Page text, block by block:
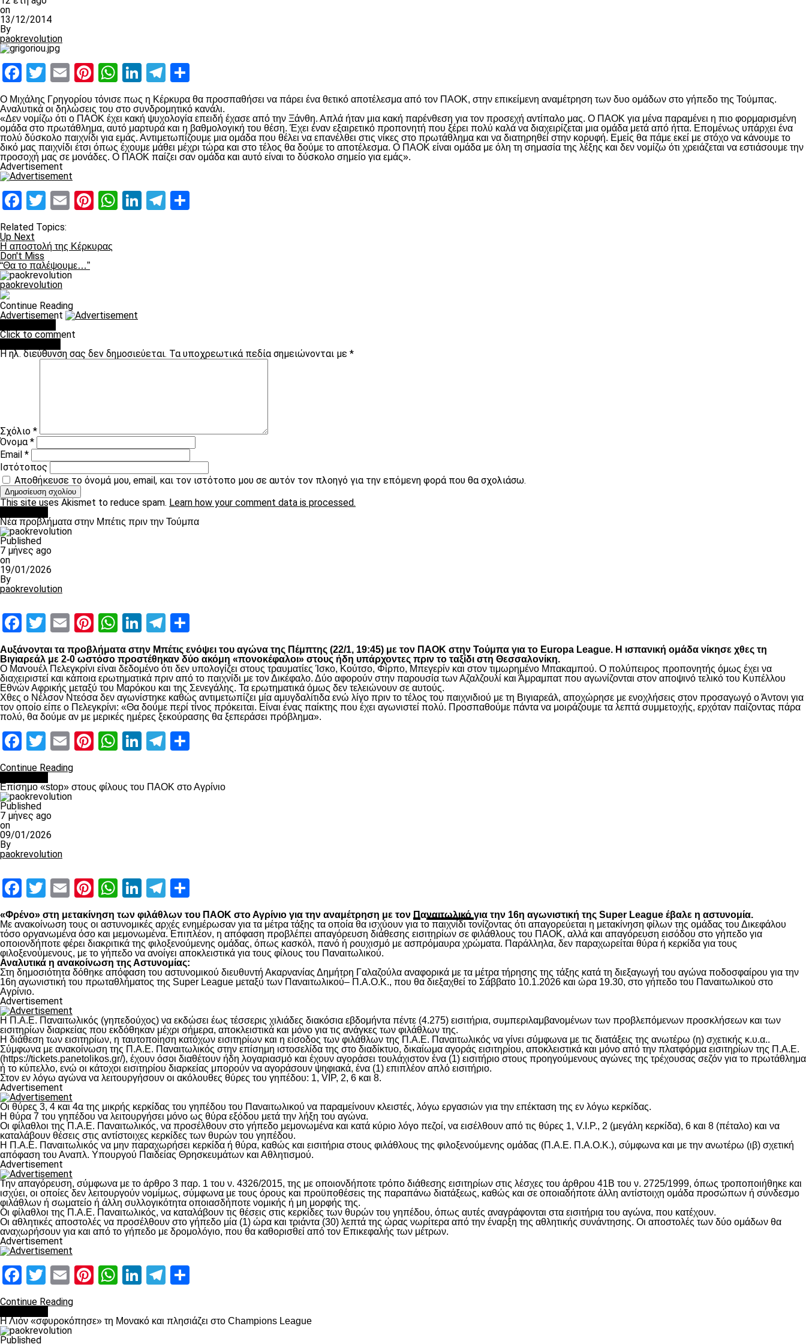
on
13/12/2014
By
paokrevolution
Facebook
Twitter
EmailPinterest
WhatsApp
LinkedIn
Telegram
O Μιχάλης Γρηγορίου τόνισε πως η Κέρκυρα θα προσπαθήσει να πάρει ένα θετικό αποτέλεσμα από τον ΠΑΟΚ, στην επικείμενη αναμέτρηση των δυο ομάδων στο γήπεδο της Τούμπας.
Αναλυτικά οι δηλώσεις του στο συνδρομητικό κανάλι.
«Δεν νομίζω ότι ο ΠΑΟΚ έχει κακή ψυχολογία επειδή έχασε από την Ξάνθη. Απλά ήταν μια κακή παρένθεση για τον προσεχή αντίπαλο μας. Ο ΠΑΟΚ για μένα παραμένει η πιο φορμαρισμένη
ομάδα στο πρωτάθλημα, αυτό μαρτυρά και η βαθμολογική του θέση. Έχει έναν εξαιρετικό προπονητή που ξέρει πολύ καλά να διαχειρίζεται μια ομάδα μετά από ήττα. Επομένως υπάρχει ένα
πολύ δύσκολο παιχνίδι για εμάς. Αντιμετωπίζουμε μια ομάδα που θέλει να επανέλθει στις νίκες στο πρωτάθλημα και να διατηρηθεί στην κορυφή. Εμείς θα πάμε εκεί με στόχο να κάνουμε το
δικό μας παιχνίδι έτσι όπως έχουμε μάθει μέχρι τώρα και στο τέλος θα δούμε το αποτέλεσμα. Ο ΠΑΟΚ είναι ομάδα με όλη τη σημασία της λέξης και δεν νομίζω ότι χρειάζεται να εστιάσουμε την
προσοχή μας σε μονάδες. Ο ΠΑΟΚ παίζει σαν ομάδα και αυτό είναι το δύσκολο σημείο για εμάς».
Advertisement
Facebook
Twitter
EmailPinterest
WhatsApp
LinkedIn
Telegram
Related Topics:
Up Next
H αποστολή της Κέρκυρας
Don't Miss
“Θα το παλέψουμε…”
paokrevolution
Continue Reading
Advertisement
Click to comment
Η ηλ. διεύθυνση σας δεν δημοσιεύεται. Τα υποχρεωτικά πεδία σημειώνονται με *
Σχόλιο *
Όνομα*
Email *
Ιστότοπος
Αποθήκευσε το όνομά μου, email, και τον ιστότοπο μου σε αυτόν τον πλοηγό για την επόμενη φορά που θα σχολιάσω.
This site uses Akismet to reduce spam. Learn how your comment data is processed.
Νέα προβλήματα στην Μπέτις πριν την Τούμπα
Published
7 μήνες ago
on
19/01/2026
By
paokrevolution
Facebook
Twitter
EmailPinterest
WhatsApp
LinkedIn
Telegram
Αυξάνονται τα προβλήματα στην Μπέτις ενόψει του αγώνα της Πέμπτης (22/1, 19:45) με τον ΠΑΟΚ στην Τούμπα για το Europa League. Η ισπανική ομάδα νίκησε χθες τη
Βιγιαρεάλ με 2-0 ωστόσο προστέθηκαν δύο ακόμη «πονοκέφαλοι» στους ήδη υπάρχοντες πριν το ταξίδι στη Θεσσαλονίκη.
Ο Μανουέλ Πελεγκρίνι είναι δεδομένο ότι δεν υπολογίζει στους τραυματίες Ίσκο, Κούτσο, Φίρπο, Μπεγερίν και στον τιμωρημένο Μπακαμπού. Ο πολύπειρος προπονητής όμως έχει να
διαχειριστεί και κάποια ερωτηματικά πριν από το παιχνίδι με τον Δικέφαλο. Δύο αφορούν στην παρουσία των Αζαλζουλί και Άμραμπατ που αγωνίζονται στον αποψινό τελικό του Κυπέλλου
Εθνών Αφρικής μεταξύ του Μαρόκου και της Σενεγάλης. Τα ερωτηματικά όμως δεν τελειώνουν σε αυτούς.
Χθες ο Νέλσον Ντεόσα δεν αγωνίστηκε καθώς αντιμετωπίζει μία αμυγδαλίτιδα ενώ λίγο πριν το τέλος του παιχνιδιού με τη Βιγιαρεάλ, αποχώρησε με ενοχλήσεις στον προσαγωγό ο Άντονι για
τον οποίο είπε ο Πελεγκρίνι: «Θα δούμε περί τίνος πρόκειται. Είναι ένας παίκτης που έχει αγωνιστεί πολύ. Προσπαθούμε πάντα να μοιράζουμε τα λεπτά συμμετοχής, ερχόταν παίζοντας πάρα
πολύ, θα δούμε αν με μερικές ημέρες ξεκούρασης θα ξεπεράσει πρόβλημα».
Facebook
Twitter
EmailPinterest
WhatsApp
LinkedIn
Telegram
Continue Reading
Επίσημο «stop» στους φίλους του ΠΑΟΚ στο Αγρίνιο
Published
7 μήνες ago
on
09/01/2026
By
paokrevolution
Facebook
Twitter
EmailPinterest
WhatsApp
LinkedIn
Telegram
«Φρένο» στη μετακίνηση των φιλάθλων του ΠΑΟΚ στο Αγρίνιο για την αναμέτρηση με τον Παναιτωλικό για την 16η αγωνιστική της Super League έβαλε η αστυνομία.
Με ανακοίνωση τους οι αστυνομικές αρχές ενημέρωσαν για τα μέτρα τάξης τα οποία θα ισχύουν για το παιχνίδι τονίζοντας ότι απαγορεύεται η μετακίνηση φίλων της ομάδας του Δικεφάλου
τόσο οργανωμένα όσο και μεμονωμένα. Επιπλέον, η απόφαση προβλέπει απαγόρευση διάθεσης εισιτηρίων σε φιλάθλους του ΠΑΟΚ, αλλά και απαγόρευση εισόδου στο γήπεδο για
οποιονδήποτε φέρει διακριτικά της φιλοξενούμενης ομάδας, όπως κασκόλ, πανό ή ρουχισμό με ασπρόμαυρα χρώματα. Παράλληλα, δεν παραχωρείται θύρα ή κερκίδα για τους
φιλοξενούμενους, με το γήπεδο να ανοίγει αποκλειστικά για τους φίλους του Παναιτωλικού.
Αναλυτικά η ανακοίνωση της Αστυνομίας:
Στη δημοσιότητα δόθηκε απόφαση του αστυνομικού διευθυντή Ακαρνανίας Δημήτρη Γαλαζούλα αναφορικά με τα μέτρα τήρησης της τάξης κατά τη διεξαγωγή του αγώνα ποδοσφαίρου για την
16η αγωνιστική του πρωταθλήματος της Super League μεταξύ των Παναιτωλικoύ– Π.Α.Ο.Κ., που θα διεξαχθεί το Σάββατο 10.1.2026 και ώρα 19.30, στο γήπεδο του Παναιτωλικού στο
Αγρίνιο.
Advertisement
Η Π.Α.Ε. Παναιτωλικός (γηπεδούχος) να εκδώσει έως τέσσερις χιλιάδες διακόσια εβδομήντα πέντε (4.275) εισιτήρια, συμπεριλαμβανομένων των προβλεπόμενων προσκλήσεων και των
εισιτηρίων διαρκείας που εκδόθηκαν μέχρι σήμερα, αποκλειστικά και μόνο για τις ανάγκες των φιλάθλων της.
Η διάθεση των εισιτηρίων, η ταυτοποίηση κατόχων εισιτηρίων και η είσοδος των φιλάθλων της Π.Α.Ε. Παναιτωλικός να γίνει σύμφωνα με τις διατάξεις της ανωτέρω (η) σχετικής κ.υ.α..
Σύμφωνα με ανακοίνωση της Π.Α.Ε. Παναιτωλικός στην επίσημη ιστοσελίδα της στο διαδίκτυο, δικαίωμα αγοράς εισιτηρίου, αποκλειστικά και μόνο από την πλατφόρμα εισιτηρίων της Π.Α.Ε.
(https://tickets.panetolikos.gr/), έχουν όσοι διαθέτουν ήδη λογαριασμό και έχουν αγοράσει τουλάχιστον ένα (1) εισιτήριο στους προηγούμενους αγώνες της τρέχουσας σεζόν για το πρωτάθλημα
ή το κύπελλο, ενώ οι κάτοχοι εισιτηρίου διαρκείας μπορούν να αγοράσουν ψηφιακά, ένα (1) επιπλέον απλό εισιτήριο.
Στον εν λόγω αγώνα να λειτουργήσουν οι ακόλουθες θύρες του γηπέδου: 1, VIP, 2, 6 και 8.
Advertisement
Οι θύρες 3, 4 και 4α της μικρής κερκίδας του γηπέδου του Παναιτωλικού να παραμείνουν κλειστές, λόγω εργασιών για την επέκταση της εν λόγω κερκίδας.
Η θύρα 7 του γηπέδου να λειτουργήσει μόνο ως θύρα εξόδου μετά την λήξη του αγώνα.
Οι φίλαθλοι της Π.Α.Ε. Παναιτωλικός, να προσέλθουν στο γήπεδο μεμονωμένα και κατά κύριο λόγο πεζοί, να εισέλθουν από τις θύρες 1, V.I.P., 2 (μεγάλη κερκίδα), 6 και 8 (πέταλο) και να
καταλάβουν θέσεις στις αντίστοιχες κερκίδες των θυρών του γηπέδου.
Η Π.Α.Ε. Παναιτωλικός να μην παραχωρήσει κερκίδα ή θύρα, καθώς και εισιτήρια στους φιλάθλους της φιλοξενούμενης ομάδας (Π.Α.Ε. Π.Α.Ο.Κ.), σύμφωνα και με την ανωτέρω (ιβ) σχετική
απόφαση του Αναπλ. Υπουργού Παιδείας Θρησκευμάτων και Αθλητισμού.
Advertisement
Την απαγόρευση, σύμφωνα με το άρθρο 3 παρ. 1 του ν. 4326/2015, της με οποιονδήποτε τρόπο διάθεσης εισιτηρίων στις λέσχες του άρθρου 41Β του ν. 2725/1999, όπως τροποποιήθηκε και
ισχύει, οι οποίες δεν λειτουργούν νομίμως, σύμφωνα με τους όρους και προϋποθέσεις της παραπάνω διατάξεως, καθώς και σε οποιαδήποτε άλλη αντίστοιχη ομάδα προσώπων ή σύνδεσμο
φιλάθλων ή σωματείο ή άλλη συλλογικότητα οποιασδήποτε νομικής ή μη μορφής της.
Οι φίλαθλοι της Π.Α.Ε. Παναιτωλικός, να καταλάβουν τις θέσεις στις κερκίδες των θυρών του γηπέδου, όπως αυτές αναγράφονται στα εισιτήρια του αγώνα, που κατέχουν.
Οι αθλητικές αποστολές να προσέλθουν στο γήπεδο μία (1) ώρα και τριάντα (30) λεπτά της ώρας νωρίτερα από την έναρξη της αθλητικής συνάντησης. Οι αποστολές των δύο ομάδων θα
αναχωρήσουν για και από το γήπεδο με δρομολόγιο, που θα καθορισθεί από τον Επικεφαλής των μέτρων.
Advertisement
Facebook
Twitter
EmailPinterest
WhatsApp
LinkedIn
Telegram
Continue Reading
Η Λιόν «σφυροκόπησε» τη Μονακό και πλησιάζει στο Champions League
Published